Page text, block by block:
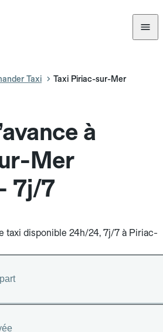
Taxi Taxi Piriac-sur-Mer
à
Mer
7j/7
taxi disponible 24h/24, 7j/7 à Piriac-